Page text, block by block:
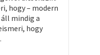
hogy – modern
mindig a
hogy